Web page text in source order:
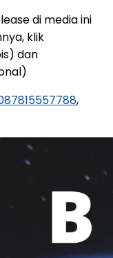
di media ini
klik
dan
,